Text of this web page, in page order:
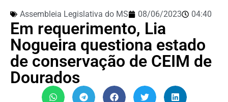
Assembleia Legislativa do MS 08/06/2023 04:40
Em requerimento, Lia
Nogueira questiona estado
de conservação de CEIM de
Dourados